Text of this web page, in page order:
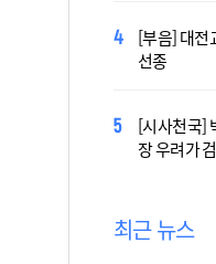
[부음] 대전
선종
[시사천국]
장 우려가
2027 서울
제가 공개…
[시사천국]
없애는 게
최근 뉴스